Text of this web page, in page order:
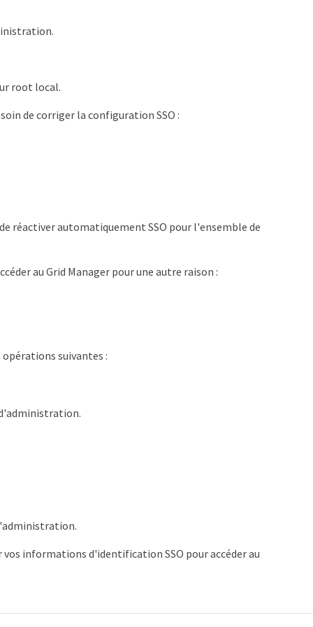
root local.
de corriger la configuration SSO :
réactiver automatiquement SSO pour l'ensemble de
au Grid Manager pour une autre raison :
suivantes :
vos informations d'identification SSO pour accéder au